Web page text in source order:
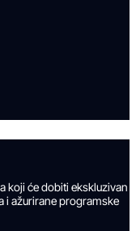
koji će dobiti ekskluzivan
i ažurirane programske